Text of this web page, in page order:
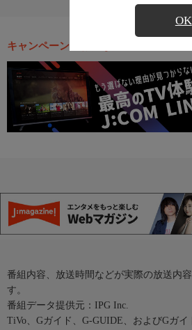
OK
キャンペーン・お得な情報
番組内容、放送時間などが実際の放送内
す。
番組データ提供元：IPG Inc.
TiVo、Gガイド、G-GUIDE、およびGガ